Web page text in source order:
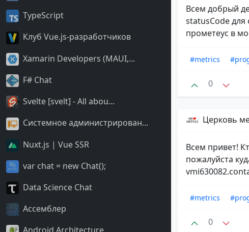
TypeScript
Клуб Vue.js-разработчиков
Xamarin Developers (MAUI,...
F# Chat
Svelte [svelt] - All abou...
Системное администрирован...
Nuxt.js | Vue SSR
var chat = new Chat();
Data Science Chat
Ассемблер
Всем добрый
statusCode
прометеус в
#metrics
0
Церковь
Всем привет!
пожалуйста
#metrics
0